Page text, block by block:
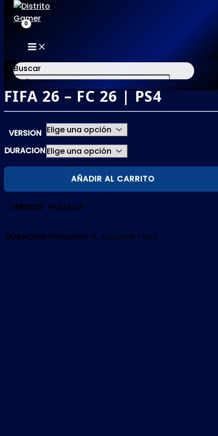
al
contenido
MAIN
MENU
Buscar
×
FIFA 26 – FC 26 | PS4
VERSION
DURACION
FIFA
FC
|
AÑADIR AL CARRITO
VERSION PRIMARIA
DURACION PERMANENTE, ALQUILER 1 MES